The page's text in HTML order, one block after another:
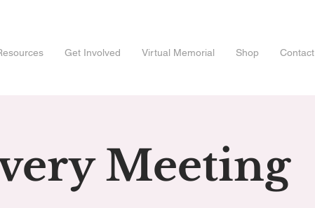
Get Involved Virtual Memorial Shop Contact
Meeting